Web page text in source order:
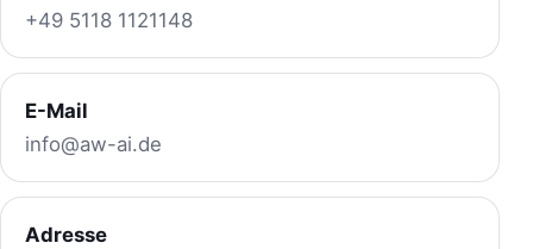
+49 5118 1121148
E-Mail
info@aw-ai.de
Adresse